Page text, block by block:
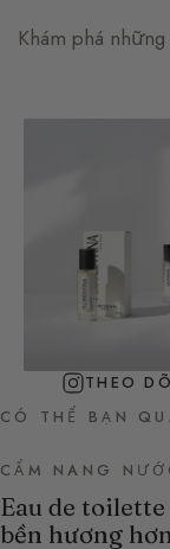
Khám phá
THEO
CÓ THỂ BẠN
CẨM NANG
Eau de
bền hương